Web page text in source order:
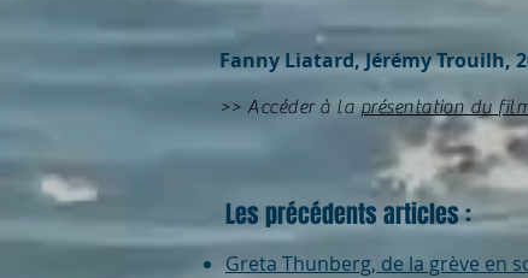
Fanny Liatard, Jérémy Trouilh,
>> Accéder à la présentation du
Les précédents articles :
Greta Thunberg, de la grève en